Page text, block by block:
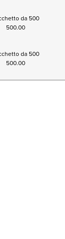
da 500
500.00
da 500
500.00